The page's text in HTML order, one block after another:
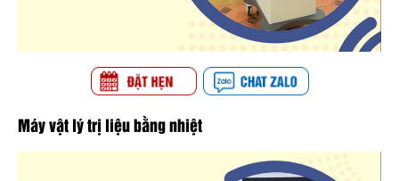
Máy vật lý trị liệu bằng nhiệt